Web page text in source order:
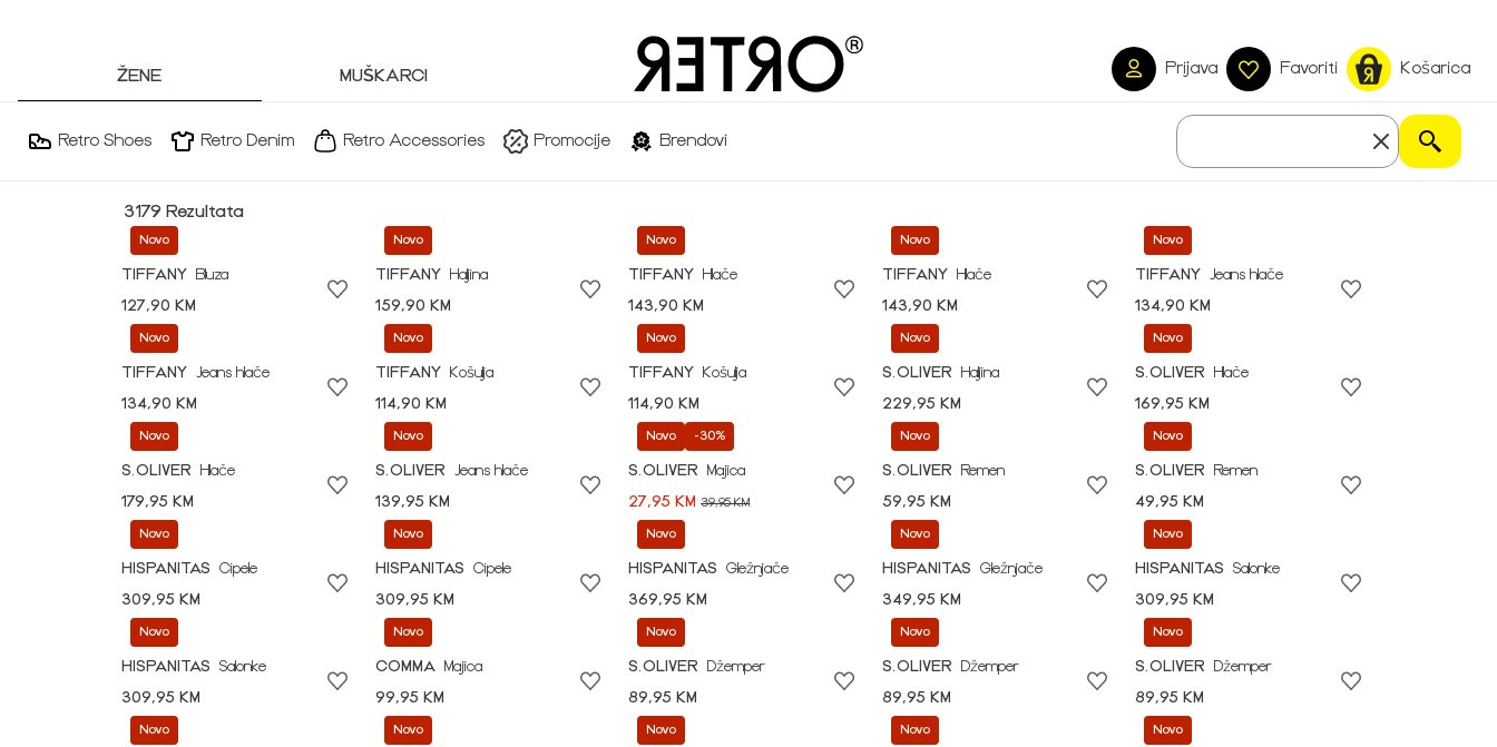
ŽENE MUŠKARCI Prijava Favoriti Košarica
Retro Shoes Retro Denim Retro Accessories Promocije Brendovi
3179 Rezultata
Novo
TIFFANY
Bluza
127,90 KM
Novo
TIFFANY
Haljina
159,90 KM
Novo
TIFFANY
Hlače
143,90 KM
Novo
TIFFANY
Hlače
143,90 KM
Novo
TIFFANY
Jeans hlače
134,90 KM
Novo
TIFFANY
Jeans hlače
134,90 KM
Novo
TIFFANY
Košulja
114,90 KM
Novo
TIFFANY
Košulja
114,90 KM
Novo
S.OLIVER
Haljina
229,95 KM
Novo
S.OLIVER
Hlače
169,95 KM
Novo
S.OLIVER
Hlače
179,95 KM
Novo
S.OLIVER
Jeans hlače
139,95 KM
Novo -30%
S.OLIVER
Majica
27,95 KM39,95 KM
Novo
S.OLIVER
Remen
59,95 KM
Novo
S.OLIVER
Remen
49,95 KM
Novo
HISPANITAS
Cipele
309,95 KM
Novo
HISPANITAS
Cipele
309,95 KM
Novo
HISPANITAS
Gležnjače
369,95 KM
Novo
HISPANITAS
Gležnjače
349,95 KM
Novo
HISPANITAS
Salonke
309,95 KM
Novo
HISPANITAS
Salonke
309,95 KM
Novo
COMMA
Majica
99,95 KM
Novo
S.OLIVER
Džemper
89,95 KM
Novo
S.OLIVER
Džemper
89,95 KM
Novo
S.OLIVER
Džemper
89,95 KM
Novo Novo Novo Novo Novo